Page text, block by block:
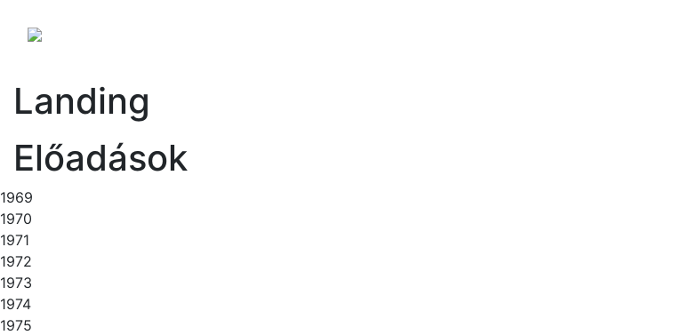
Landing
Előadások
1969
1970
1971
1972
1973
1974
1975